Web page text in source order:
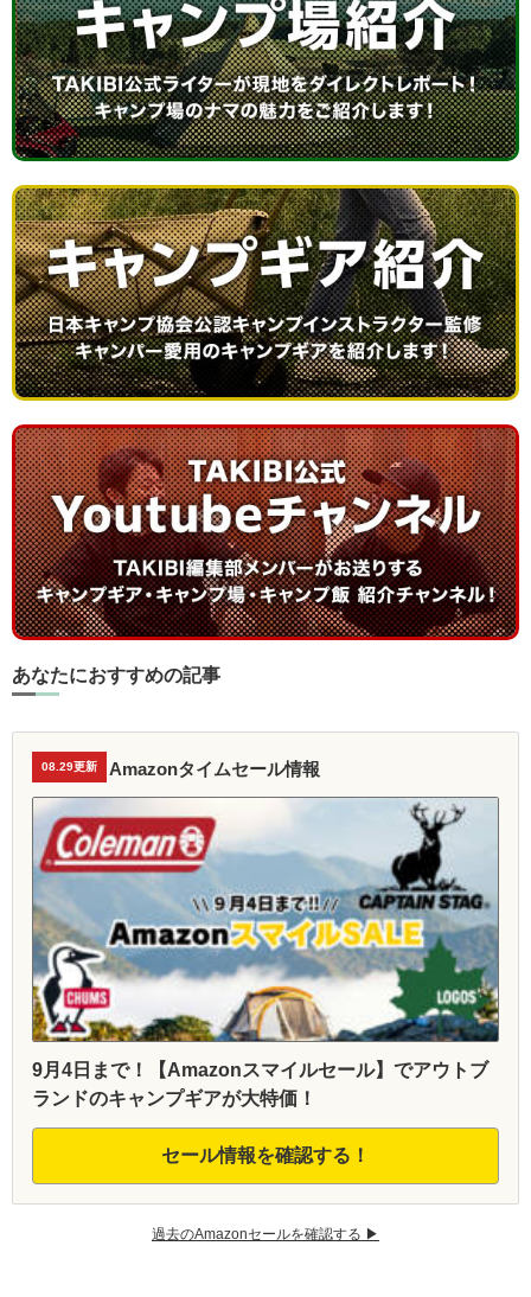
あなたにおすすめの記事
08.29更新 Amazonタイムセール情報
9月4日まで！【Amazonスマイルセール】でアウトブ
ランドのキャンプギアが大特価！
セール情報を確認する！
過去のAmazonセールを確認する ▶︎